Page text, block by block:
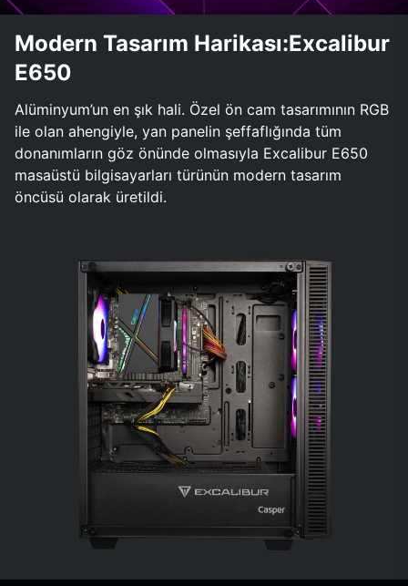
Modern Tasarım Harikası:Excalibur
E650
Alüminyum’un en şık hali. Özel ön cam tasarımının RGB
ile olan ahengiyle, yan panelin şeffaflığında tüm
donanımların göz önünde olmasıyla Excalibur E650
masaüstü bilgisayarları türünün modern tasarım
öncüsü olarak üretildi.